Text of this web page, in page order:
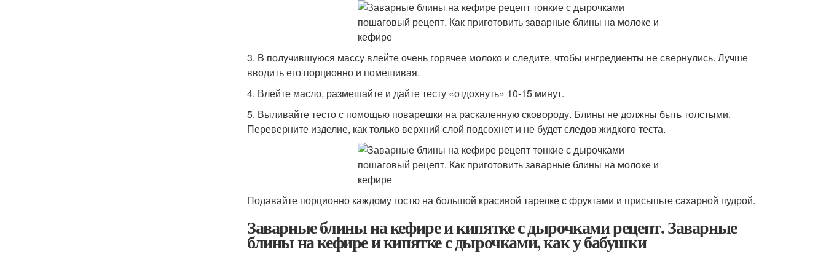
3. В получившуюся массу влейте очень горячее молоко и следите, чтобы ингредиенты не свернулись. Лучше
вводить его порционно и помешивая.
4. Влейте масло, размешайте и дайте тесту «отдохнуть» 10-15 минут.
5. Выливайте тесто с помощью поварешки на раскаленную сковороду. Блины не должны быть толстыми.
Переверните изделие, как только верхний слой подсохнет и не будет следов жидкого теста.
Подавайте порционно каждому гостю на большой красивой тарелке с фруктами и присыпьте сахарной пудрой.
Заварные блины на кефире и кипятке с дырочками рецепт. Заварные
блины на кефире и кипятке с дырочками, как у бабушки